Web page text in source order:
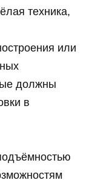
техника,
или
должны
в